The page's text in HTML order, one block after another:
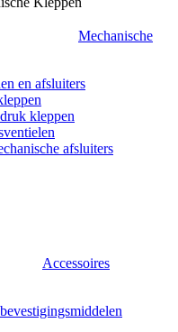
Mechanische
en afsluiters
kleppen
afsluiters
Accessoires